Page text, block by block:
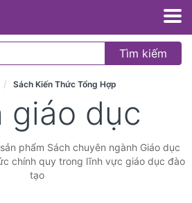
Tìm kiếm
Sách Kiến Thức Tổng Hợp
giáo dục
phẩm Sách chuyên ngành Giáo dục
chính quy trong lĩnh vực giáo dục đào
tạo